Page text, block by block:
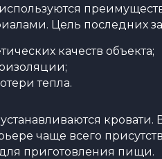
Цель последних
качеств объекта;
тепла.
чаще всего
приготовления пищи.